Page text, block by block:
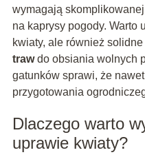
wymagają skomplikowanej
na kaprysy pogody. Warto
kwiaty, ale również solidne
trawdo obsiania wolnych
gatunków sprawi, że
przygotowania
Dlaczego warto
uprawie kwiaty?